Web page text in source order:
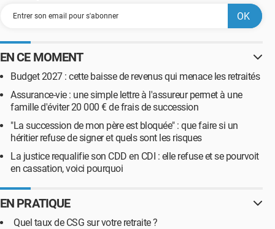
EN CE MOMENT
Budget 2027 : cette baisse de revenus qui menace les retraités
Assurance-vie : une simple lettre à l'assureur permet à une
famille d'éviter 20 000 € de frais de succession
"La succession de mon père est bloquée" : que faire si un
héritier refuse de signer et quels sont les risques
La justice requalifie son CDD en CDI : elle refuse et se pourvoit
en cassation, voici pourquoi
EN PRATIQUE
Quel taux de CSG sur votre retraite ?